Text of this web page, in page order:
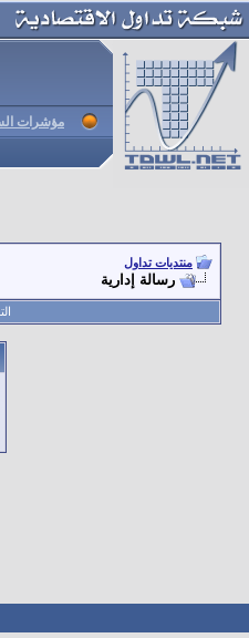
مؤشرات
منتديات تداول
رسالة إدارية